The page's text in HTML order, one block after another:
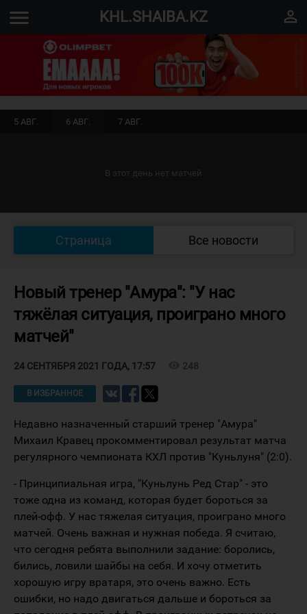
menu KHL.SHAIBA.KZ perm_identity
5 АВГ. 6 АВГ. 7 АВГ.
В этот день нет матчей
Страница Все новости
Новый тренер "Амура": "У нас
тяжёлая ситуация, проиграно много
матчей"
24 СЕНТЯБРЯ 2021 ГОДА, 17:57 248
В ИЗБРАННОЕ
Недавно назначенный старший тренер "Амура"
Михаил Кравец прокомментировал результат матча
регулярного чемпионата КХЛ против "Куньлуня" (2:0).
- Принципиальная игра, "Куньлунь Ред Стар" - это
тоже одна из команд, которая будет бороться за
плей-офф. У нас тяжелая ситуация, проиграно много
матчей. Очень важная и нужная победа. Я считаю,
что сегодня ребята выполнили задание: боролись,
бились, ловили шайбы на себя. И хочу отметить
хорошую игру вратаря, это очень важно. Есть
ошибки, но надо двигаться дальше и бороться за